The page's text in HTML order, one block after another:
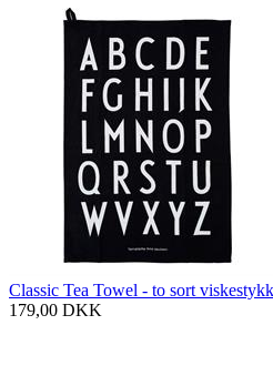
Classic Tea Towel - to sort
179,00 DKK